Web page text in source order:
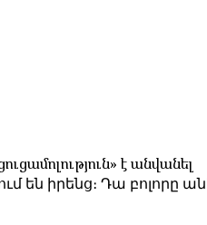
է անվանել
են իրենց։ Դա բոլորը